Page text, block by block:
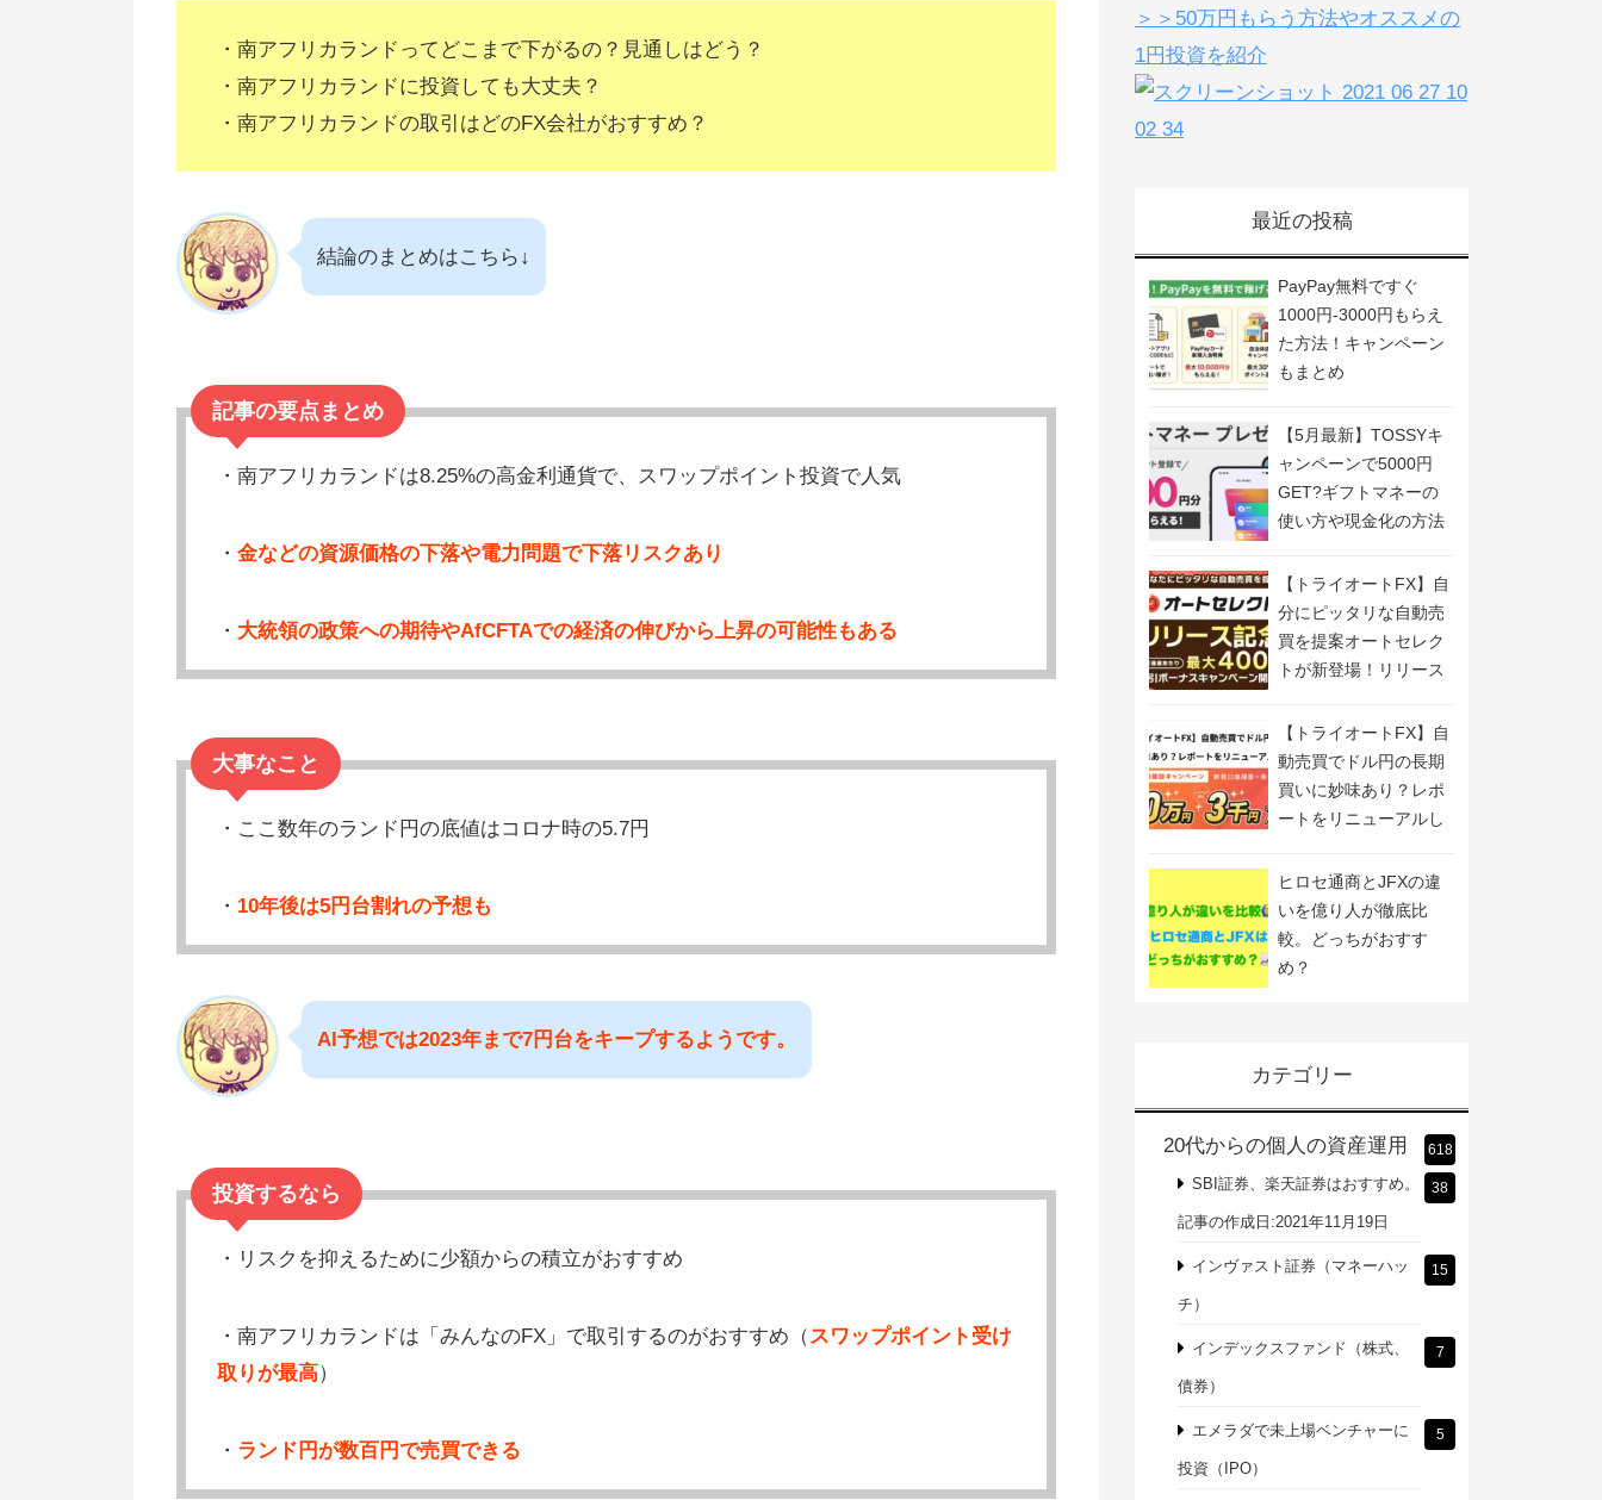
・南アフリカランドってどこまで下がるの？見通しはどう？
・南アフリカランドに投資しても大丈夫？
・南アフリカランドの取引はどのFX会社がおすすめ？
結論のまとめはこちら↓
記事の要点まとめ
・南アフリカランドは8.25%の高金利通貨で、スワップポイント投資で人気
・ 金などの資源価格の下落や電力問題で下落リスクあり
・ 大統領の政策への期待やAfCFTAでの経済の伸びから上昇の可能性もある
大事なこと
・ここ数年のランド円の底値はコロナ時の5.7円
・ 10年後は5円台割れの予想も
AI予想では2023年まで7円台をキープするようです。
投資するなら
・リスクを抑えるために少額からの積立がおすすめ
・南アフリカランドは「みんなのFX」で取引するのがおすすめ（スワップポイント受け
取りが最高）
・ ランド円が数百円で売買できる
＞＞50万円もらう方法やオススメの
1円投資を紹介
最近の投稿
PayPay無料ですぐ
1000円-3000円もらえ
た方法！キャンペーン
もまとめ
【5月最新】TOSSYキ
ャンペーンで5000円
GET?ギフトマネーの
使い方や現金化の方法
【トライオートFX】自
分にピッタリな自動売
買を提案オートセレク
トが新登場！リリース
催！
【トライオートFX】自
動売買でドル円の長期
買いに妙味あり？レポ
ートをリニューアルし
ヒロセ通商とJFXの違
いを億り人が徹底比
較。どっちがおすす
め？
カテゴリー
20代からの個人の資産運用 618
SBI証券、楽天証券はおすすめ。
記事の作成日:2021年11月19日
38
インヴァスト証券（マネーハッ
チ）
15
インデックスファンド（株式、
債券）
7
エメラダで未上場ベンチャーに
投資（IPO）
5